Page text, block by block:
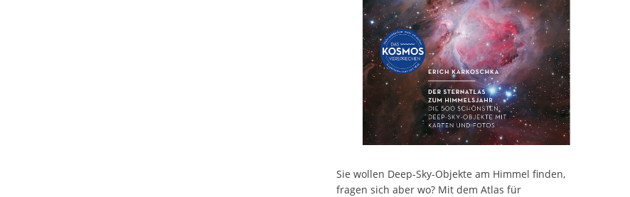
Sie wollen Deep-Sky-Objekte am Himmel finden,
fragen sich aber wo? Mit dem Atlas für